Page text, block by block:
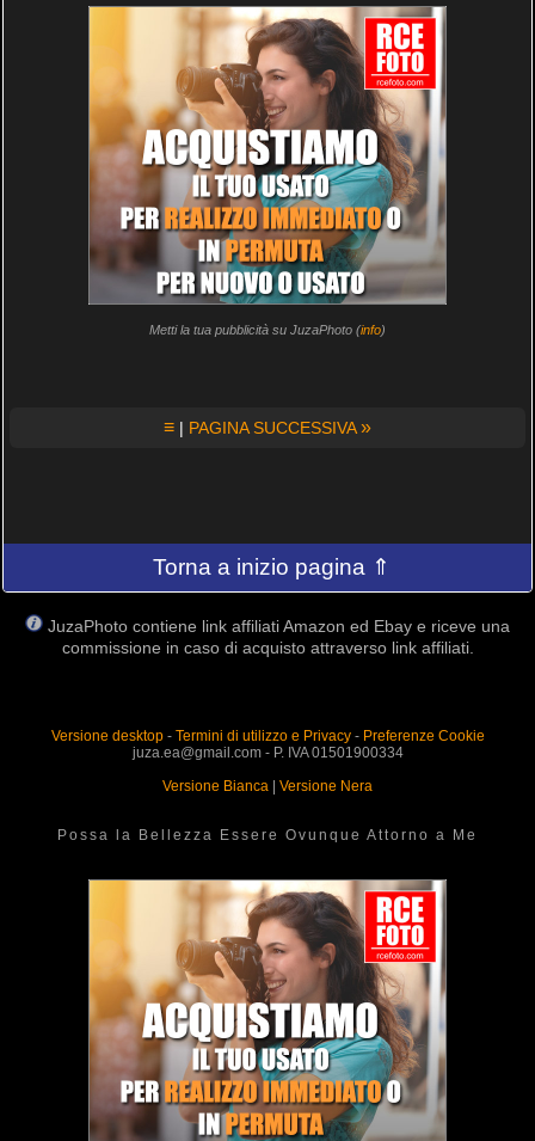
Metti la tua pubblicità su JuzaPhoto (info)
≡ | PAGINA SUCCESSIVA»
Torna a inizio pagina ⇑
JuzaPhoto contiene link affiliati Amazon ed Ebay e riceve una
commissione in caso di acquisto attraverso link affiliati.
Versione desktop- Termini di utilizzo e Privacy- Preferenze Cookie
juza.ea@gmail.com - P. IVA 01501900334
Versione Bianca
Versione Nera
Possa la Bellezza Essere Ovunque Attorno a Me